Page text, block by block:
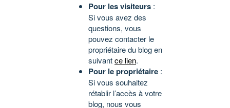
Pour les visiteurs :
Si vous avez des
questions, vous
pouvez contacter le
propriétaire du blog en
suivantce lien.
Pour le propriétaire :
Si vous souhaitez
rétablir l’accès à votre
blog, nous vous